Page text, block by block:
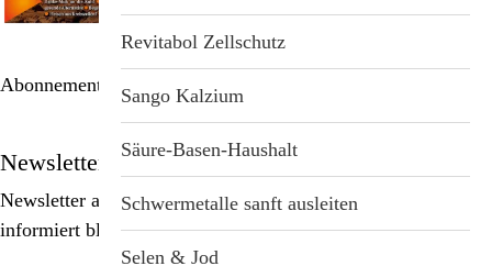
Abonnement bestellen
Newsletter
Newsletter abonnieren, Spezialangebote erhalten und
informiert bleiben!
Revitabol Zellschutz
Sango Kalzium
Säure-Basen-Haushalt
Schwermetalle sanft ausleiten
Selen & Jod